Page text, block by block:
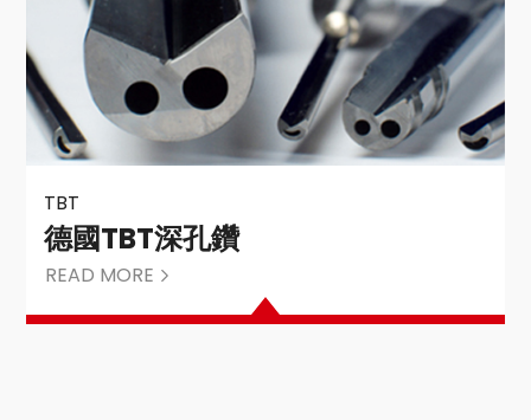
TBT
德國TBT深孔鑽
READ MORE